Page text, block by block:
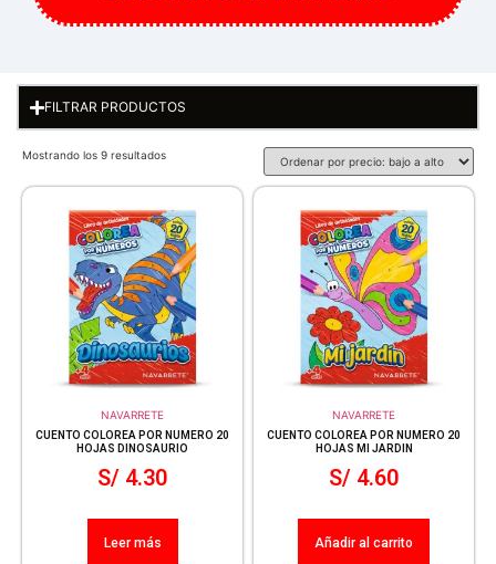
FILTRAR PRODUCTOS
Mostrando los 9 resultados
NAVARRETE
CUENTO COLOREA POR NUMERO 20
HOJAS DINOSAURIO
S/ 4.30
Leer más
NAVARRETE
CUENTO COLOREA POR NUMERO 20
HOJAS MI JARDIN
S/ 4.60
Añadir al carrito